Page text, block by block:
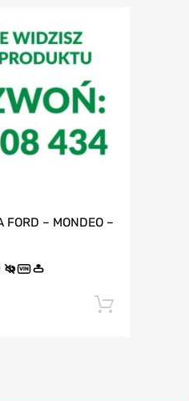
FORD – MONDEO –
VIN